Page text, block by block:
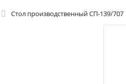
Стол производственный СП-139/707